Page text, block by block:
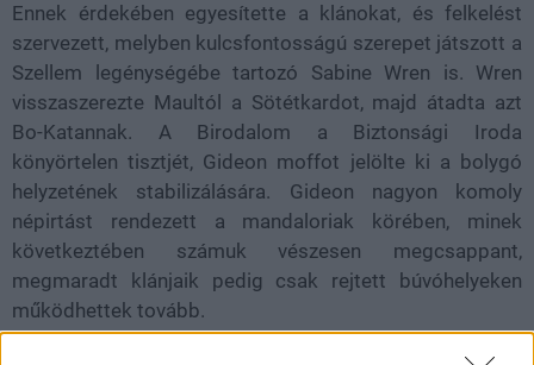
Ennek érdekében egyesítette a klánokat, és felkelést
szervezett, melyben kulcsfontosságú szerepet játszott a
Szellem legénységébe tartozó Sabine Wren is. Wren
visszaszerezte Maultól a Sötétkardot, majd átadta azt
Bo-Katannak. A Birodalom a Biztonsági Iroda
könyörtelen tisztjét, Gideon moffot jelölte ki a bolygó
helyzetének stabilizálására. Gideon nagyon komoly
népirtást rendezett a mandaloriak körében, minek
következtében számuk vészesen megcsappant,
megmaradt klánjaik pedig csak rejtett búvóhelyeken
működhettek tovább.